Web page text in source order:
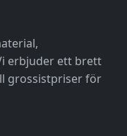
erbjuder ett brett
grossistpriser för